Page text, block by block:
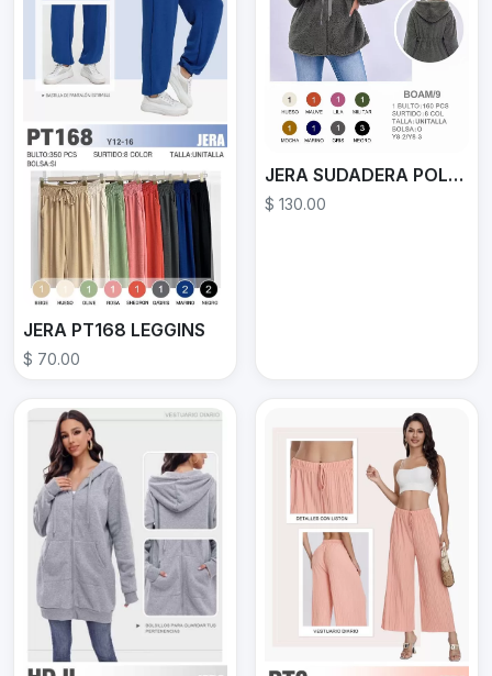
JERA PT168 LEGGINS
$ 70.00
JERA SUDADERA POLAR BOAM/9
$ 130.00